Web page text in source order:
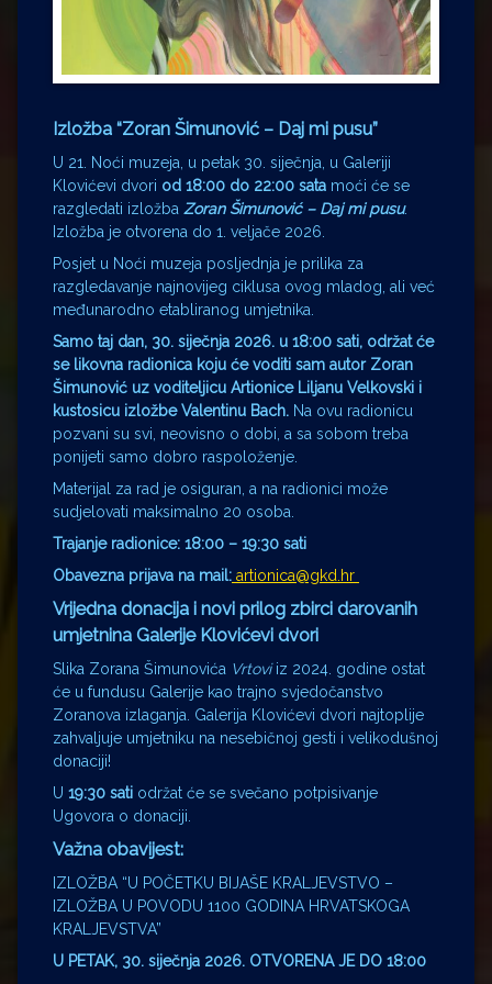
Izložba “Zoran Šimunović – Daj mi pusu”
U 21. Noći muzeja, u petak 30. siječnja, u Galeriji
Klovićevi dvori od 18:00 do 22:00 sata moći će se
razgledati izložba Zoran Šimunović – Daj mi pusu.
Izložba je otvorena do 1. veljače 2026.
Posjet u Noći muzeja posljednja je prilika za
razgledavanje najnovijeg ciklusa ovog mladog, ali već
međunarodno etabliranog umjetnika.
Samo taj dan, 30. siječnja 2026. u 18:00 sati, održat će
se likovna radionica koju će voditi sam autor Zoran
Šimunović uz voditeljicu Artionice Liljanu Velkovski i
kustosicu izložbe Valentinu Bach. Na ovu radionicu
pozvani su svi, neovisno o dobi, a sa sobom treba
ponijeti samo dobro raspoloženje.
Materijal za rad je osiguran, a na radionici može
sudjelovati maksimalno 20 osoba.
Trajanje radionice: 18:00 – 19:30 sati
Obavezna prijava na mail: artionica@gkd.hr
Vrijedna donacija i novi prilog zbirci darovanih
umjetnina Galerije Klovićevi dvori
Slika Zorana Šimunovića Vrtoviiz 2024. godine ostat
će u fundusu Galerije kao trajno svjedočanstvo
Zoranova izlaganja. Galerija Klovićevi dvori najtoplije
zahvaljuje umjetniku na nesebičnoj gesti i velikodušnoj
donaciji!
U 19:30 sati održat će se svečano potpisivanje
Ugovora o donaciji.
Važna obavijest:
IZLOŽBA “U POČETKU BIJAŠE KRALJEVSTVO –
IZLOŽBA U POVODU 1100 GODINA HRVATSKOGA
KRALJEVSTVA”
U PETAK, 30. siječnja 2026. OTVORENA JE DO 18:00